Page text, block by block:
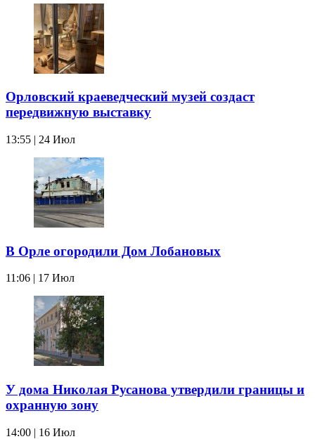
Орловский краеведческий музей создаст
передвижную выставку
13:55 | 24 Июл
В Орле огородили Дом Лобановых
11:06 | 17 Июл
У дома Николая Русанова утвердили границы и
охранную зону
14:00 | 16 Июл